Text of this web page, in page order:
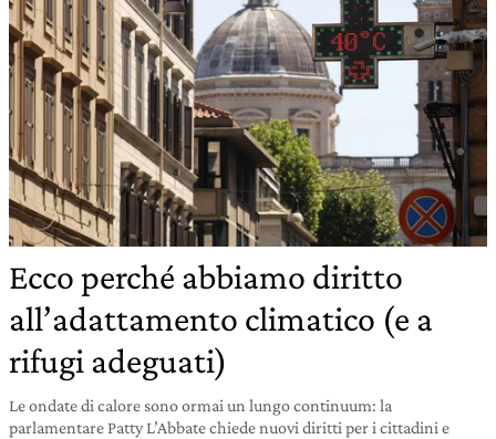
Ecco perché abbiamo diritto
all’adattamento climatico (e a
rifugi adeguati)
Le ondate di calore sono ormai un lungo continuum: la
parlamentare Patty L’Abbate chiede nuovi diritti per i cittadini e